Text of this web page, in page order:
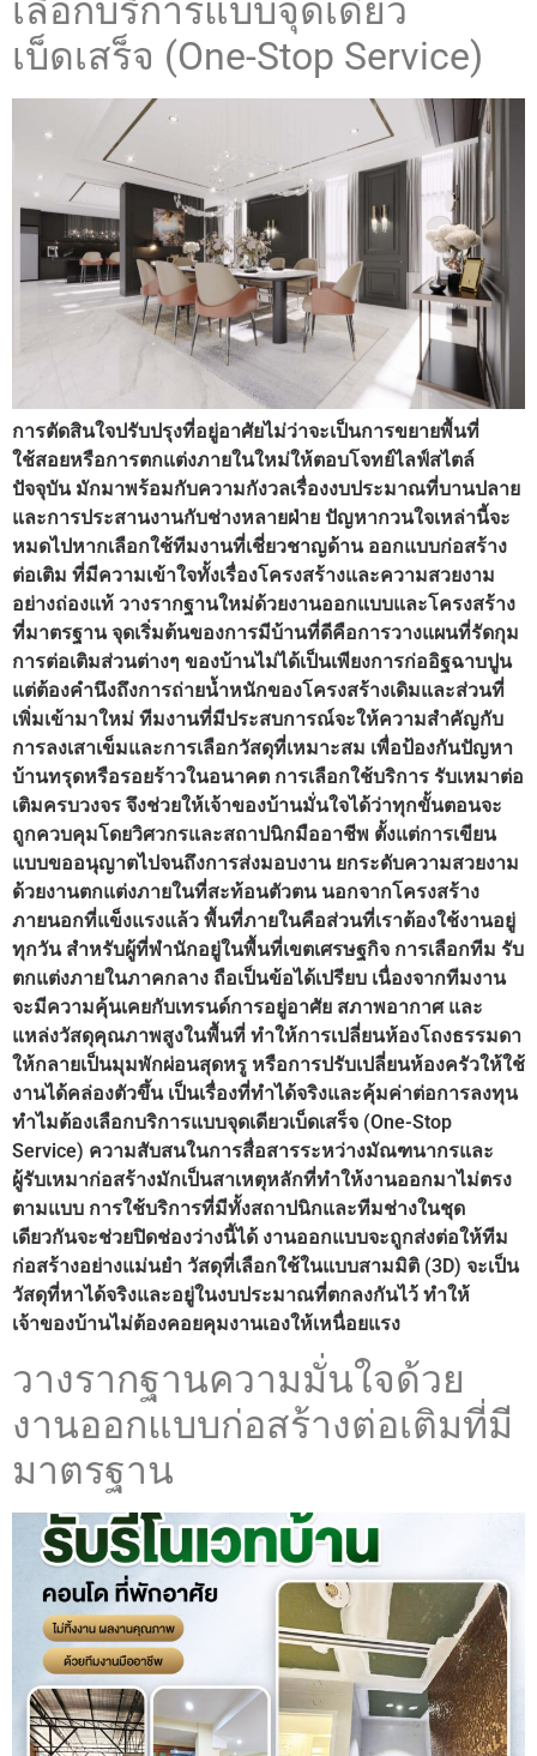
เลือกบริการแบบจุดเดียว
เบ็ดเสร็จ (One-Stop Service)
การตัดสินใจปรับปรุงที่อยู่อาศัยไม่ว่าจะเป็นการขยายพื้นที่
ใช้สอยหรือการตกแต่งภายในใหม่ให้ตอบโจทย์ไลฟ์สไตล์
ปัจจุบัน มักมาพร้อมกับความกังวลเรื่องงบประมาณที่บานปลาย
และการประสานงานกับช่างหลายฝ่าย ปัญหากวนใจเหล่านี้จะ
หมดไปหากเลือกใช้ทีมงานที่เชี่ยวชาญด้าน ออกแบบก่อสร้าง
ต่อเติม ที่มีความเข้าใจทั้งเรื่องโครงสร้างและความสวยงาม
อย่างถ่องแท้ วางรากฐานใหม่ด้วยงานออกแบบและโครงสร้าง
ที่มาตรฐาน จุดเริ่มต้นของการมีบ้านที่ดีคือการวางแผนที่รัดกุม
การต่อเติมส่วนต่างๆ ของบ้านไม่ได้เป็นเพียงการก่ออิฐฉาบปูน
แต่ต้องคำนึงถึงการถ่ายน้ำหนักของโครงสร้างเดิมและส่วนที่
เพิ่มเข้ามาใหม่ ทีมงานที่มีประสบการณ์จะให้ความสำคัญกับ
การลงเสาเข็มและการเลือกวัสดุที่เหมาะสม เพื่อป้องกันปัญหา
บ้านทรุดหรือรอยร้าวในอนาคต การเลือกใช้บริการ รับเหมาต่อ
เติมครบวงจร จึงช่วยให้เจ้าของบ้านมั่นใจได้ว่าทุกขั้นตอนจะ
ถูกควบคุมโดยวิศวกรและสถาปนิกมืออาชีพ ตั้งแต่การเขียน
แบบขออนุญาตไปจนถึงการส่งมอบงาน ยกระดับความสวยงาม
ด้วยงานตกแต่งภายในที่สะท้อนตัวตน นอกจากโครงสร้าง
ภายนอกที่แข็งแรงแล้ว พื้นที่ภายในคือส่วนที่เราต้องใช้งานอยู่
ทุกวัน สำหรับผู้ที่พำนักอยู่ในพื้นที่เขตเศรษฐกิจ การเลือกทีม รับ
ตกแต่งภายในภาคกลาง ถือเป็นข้อได้เปรียบ เนื่องจากทีมงาน
จะมีความคุ้นเคยกับเทรนด์การอยู่อาศัย สภาพอากาศ และ
แหล่งวัสดุคุณภาพสูงในพื้นที่ ทำให้การเปลี่ยนห้องโถงธรรมดา
ให้กลายเป็นมุมพักผ่อนสุดหรู หรือการปรับเปลี่ยนห้องครัวให้ใช้
งานได้คล่องตัวขึ้น เป็นเรื่องที่ทำได้จริงและคุ้มค่าต่อการลงทุน
ทำไมต้องเลือกบริการแบบจุดเดียวเบ็ดเสร็จ (One-Stop
Service) ความสับสนในการสื่อสารระหว่างมัณฑนากรและ
ผู้รับเหมาก่อสร้างมักเป็นสาเหตุหลักที่ทำให้งานออกมาไม่ตรง
ตามแบบ การใช้บริการที่มีทั้งสถาปนิกและทีมช่างในชุด
เดียวกันจะช่วยปิดช่องว่างนี้ได้ งานออกแบบจะถูกส่งต่อให้ทีม
ก่อสร้างอย่างแม่นยำ วัสดุที่เลือกใช้ในแบบสามมิติ (3D) จะเป็น
วัสดุที่หาได้จริงและอยู่ในงบประมาณที่ตกลงกันไว้ ทำให้
เจ้าของบ้านไม่ต้องคอยคุมงานเองให้เหนื่อยแรง
วางรากฐานความมั่นใจด้วย
งานออกแบบก่อสร้างต่อเติมที่มี
มาตรฐาน